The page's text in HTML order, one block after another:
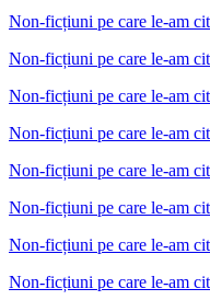
Non-ficțiuni pe care le-am
Non-ficțiuni pe care le-am
Non-ficțiuni pe care le-am
Non-ficțiuni pe care le-am
Non-ficțiuni pe care le-am
Non-ficțiuni pe care le-am
Non-ficțiuni pe care le-am
Non-ficțiuni pe care le-am